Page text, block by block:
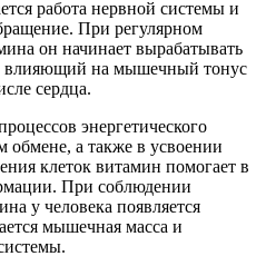
работа нервной системы и
При регулярном
он начинает вырабатывать
влияющий на мышечный тонус
сердца.
энергетического
а также в усвоении
клеток витамин помогает в
При соблюдении
у человека появляется
мышечная масса и